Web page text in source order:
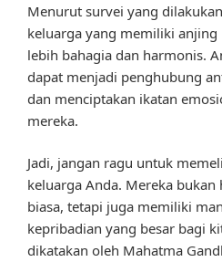
Menurut survei yang
keluarga yang memiliki anjing
lebih bahagia dan harmonis.
dapat menjadi penghubung
dan menciptakan ikatan
mereka.
Jadi, jangan ragu untuk
keluarga Anda. Mereka
biasa, tetapi juga memiliki
kepribadian yang besar bagi
dikatakan oleh Mahatma